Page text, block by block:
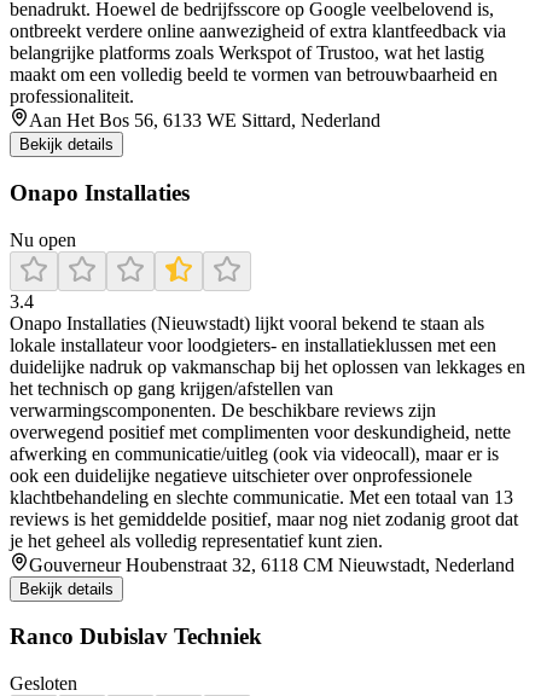
benadrukt. Hoewel de bedrijfsscore op Google veelbelovend is,
ontbreekt verdere online aanwezigheid of extra klantfeedback via
belangrijke platforms zoals Werkspot of Trustoo, wat het lastig
maakt om een volledig beeld te vormen van betrouwbaarheid en
professionaliteit.
Aan Het Bos 56, 6133 WE Sittard, Nederland
Bekijk details
Onapo Installaties
Nu open
3.4
Onapo Installaties (Nieuwstadt) lijkt vooral bekend te staan als
lokale installateur voor loodgieters- en installatieklussen met een
duidelijke nadruk op vakmanschap bij het oplossen van lekkages en
het technisch op gang krijgen/afstellen van
verwarmingscomponenten. De beschikbare reviews zijn
overwegend positief met complimenten voor deskundigheid, nette
afwerking en communicatie/uitleg (ook via videocall), maar er is
ook een duidelijke negatieve uitschieter over onprofessionele
klachtbehandeling en slechte communicatie. Met een totaal van 13
reviews is het gemiddelde positief, maar nog niet zodanig groot dat
je het geheel als volledig representatief kunt zien.
Gouverneur Houbenstraat 32, 6118 CM Nieuwstadt, Nederland
Bekijk details
Ranco Dubislav Techniek
Gesloten